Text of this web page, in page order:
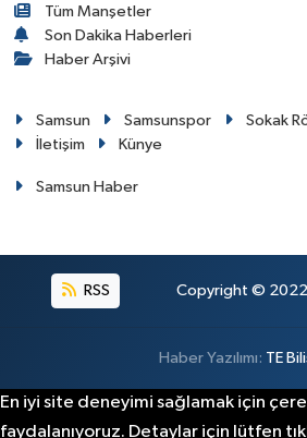
Tüm Manşetler
Son Dakika Haberleri
Haber Arşivi
Samsun Samsunspor Sokak
İletişim
Künye
Samsun Haber
RSS Copyright © 2022.
Haber Yazılımı: TE
En iyi site deneyimi sağlamak için
faydalanıyoruz. Detaylar için lütfen